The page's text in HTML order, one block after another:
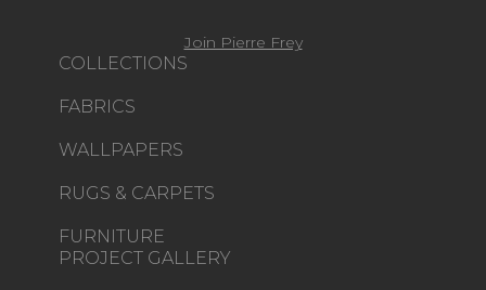
COLLECTIONS
FABRICS
WALLPAPERS
RUGS & CARPETS
FURNITURE
PROJECT GALLERY
Join Pierre Frey